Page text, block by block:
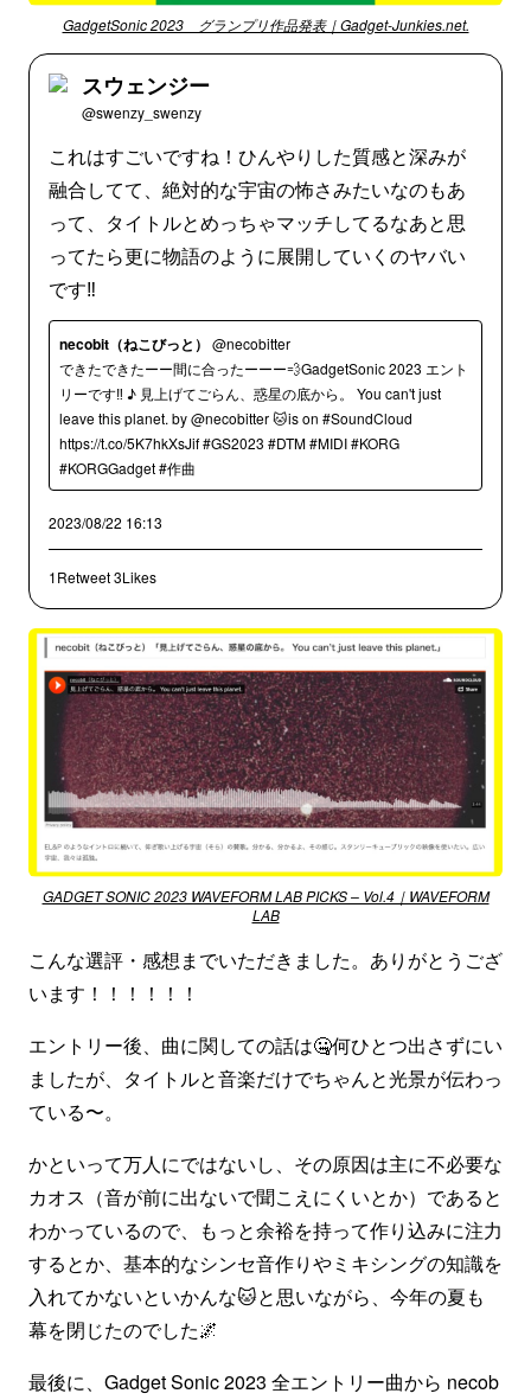
GadgetSonic 2023 グランプリ作品発表｜Gadget-Junkies.net.
スウェンジー
@swenzy_swenzy
これはすごいですね！ひんやりした質感と深みが
融合してて、絶対的な宇宙の怖さみたいなのもあ
って、タイトルとめっちゃマッチしてるなあと思
ってたら更に物語のように展開していくのヤバい
です‼︎
necobit（ねこびっと） @necobitter
できたできたーー間に合ったーーー💨GadgetSonic 2023 エント
リーです‼️ ♪ 見上げてごらん、惑星の底から。 You can't just
leave this planet. by @necobitter 🐱is on #SoundCloud
https://t.co/5K7hkXsJif #GS2023 #DTM #MIDI #KORG
#KORGGadget #作曲
2023/08/22 16:13
1Retweet3Likes
GADGET SONIC 2023 WAVEFORM LAB PICKS – Vol.4｜WAVEFORM
LAB
こんな選評・感想までいただきました。ありがとうござ
います！！！！！！
エントリー後、曲に関しての話は🤐何ひとつ出さずにい
ましたが、タイトルと音楽だけでちゃんと光景が伝わっ
ている〜。
かといって万人にではないし、その原因は主に不必要な
カオス（音が前に出ないで聞こえにくいとか）であると
わかっているので、もっと余裕を持って作り込みに注力
するとか、基本的なシンセ音作りやミキシングの知識を
入れてかないといかんな🐱と思いながら、今年の夏も
幕を閉じたのでした🌌
最後に、Gadget Sonic 2023 全エントリー曲から necob